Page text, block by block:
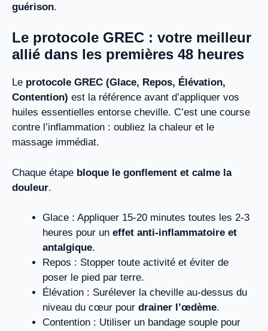
guérison.
Le protocole GREC : votre meilleur
allié dans les premières 48 heures
Le protocole GREC (Glace, Repos, Élévation,
Contention) est la référence avant d’appliquer vos
huiles essentielles entorse cheville. C’est une course
contre l’inflammation : oubliez la chaleur et le
massage immédiat.
Chaque étape bloque le gonflement et calme la
douleur.
Glace : Appliquer 15-20 minutes toutes les 2-3
heures pour un effet anti-inflammatoire et
antalgique.
Repos : Stopper toute activité et éviter de
poser le pied par terre.
Élévation : Surélever la cheville au-dessus du
niveau du cœur pour drainer l’œdème.
Contention : Utiliser un bandage souple pour